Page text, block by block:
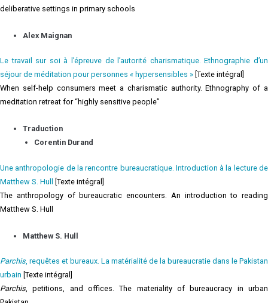
deliberative settings in primary schools
Alex Maignan
Le travail sur soi à l’épreuve de l’autorité charismatique. Ethnographie d’un
séjour de méditation pour personnes « hypersensibles » [Texte intégral]
When self-help consumers meet a charismatic authority. Ethnography of a
meditation retreat for “highly sensitive people”
Traduction
Corentin Durand
Une anthropologie de la rencontre bureaucratique. Introduction à la lecture de
Matthew S. Hull [Texte intégral]
The anthropology of bureaucratic encounters. An introduction to reading
Matthew S. Hull
Matthew S. Hull
Parchis , requêtes et bureaux. La matérialité de la bureaucratie dans le Pakistan
urbain [Texte intégral]
Parchis , petitions, and offices. The materiality of bureaucracy in urban